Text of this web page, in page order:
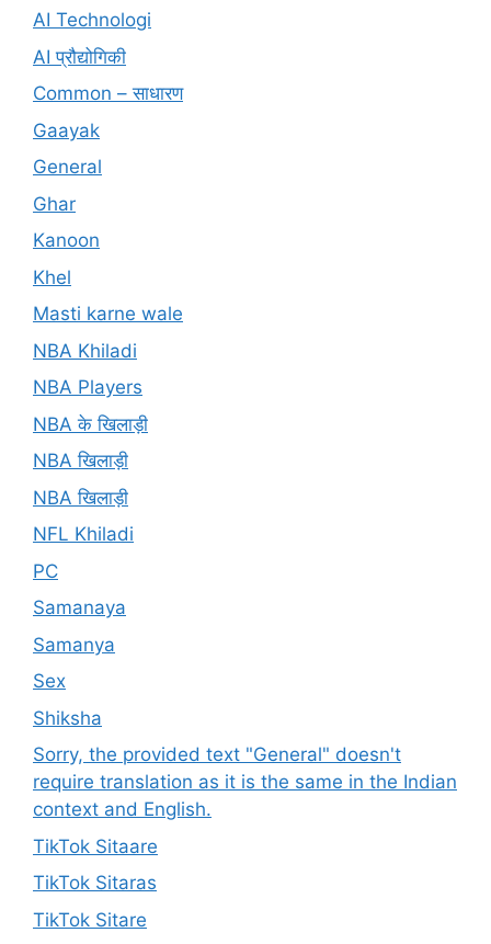
AI Technologi
AI प्रौद्योगिकी
Common – साधारण
Gaayak
General
Ghar
Kanoon
Khel
Masti karne wale
NBA Khiladi
NBA Players
NBA के खिलाड़ी
NBA खिलाड़ी
NBA खिलाड़ी
NFL Khiladi
PC
Samanaya
Samanya
Sex
Shiksha
Sorry, the provided text "General" doesn't
require translation as it is the same in the Indian
context and English.
TikTok Sitaare
TikTok Sitaras
TikTok Sitare